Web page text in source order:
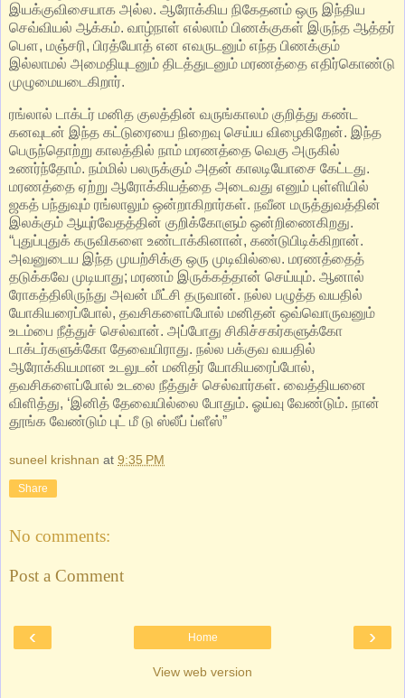
இயக்குவிசையாக அல்ல. ஆரோக்கிய நிகேதனம் ஒரு இந்திய
செவ்வியல் ஆக்கம். வாழ்நாள் எல்லாம் பிணக்குகள் இருந்த ஆத்தர்
பௌ, மஞ்சரி, பிரத்யோத் என எவருடனும் எந்த பிணக்கும்
இல்லாமல் அமைதியுடனும் திடத்துடனும் மரணத்தை எதிர்கொண்டு
முழுமையடைகிறார்.
ரங்லால் டாக்டர் மனித குலத்தின் வருங்காலம் குறித்து கண்ட
கனவுடன் இந்த கட்டுரையை நிறைவு செய்ய விழைகிறேன். இந்த
பெருந்தொற்று காலத்தில் நாம் மரணத்தை வெகு அருகில்
உணர்ந்தோம். நம்மில் பலருக்கும் அதன் காலடியோசை கேட்டது.
மரணத்தை ஏற்று ஆரோக்கியத்தை அடைவது எனும் புள்ளியில்
ஜகத் பந்துவும் ரங்லாலும் ஒன்றாகிறார்கள். நவீன மருத்துவத்தின்
இலக்கும் ஆயுர்வேதத்தின் குறிக்கோளும் ஒன்றிணைகிறது.
“புதுப்புதுக் கருவிகளை உண்டாக்கினான், கண்டுபிடிக்கிறான்.
அவனுடைய இந்த முயற்சிக்கு ஒரு முடிவில்லை. மரணத்தைத்
தடுக்கவே முடியாது; மரணம் இருக்கத்தான் செய்யும். ஆனால்
ரோகத்திலிருந்து அவன் மீட்சி தருவான். நல்ல பழுத்த வயதில்
யோகியரைப்போல், தவசிகளைப்போல் மனிதன் ஒவ்வொருவனும்
உடம்பை நீத்துச் செல்வான். அப்போது சிகிச்சகர்களுக்கோ
டாக்டர்களுக்கோ தேவையிராது. நல்ல பக்குவ வயதில்
ஆரோக்கியமான உடலுடன் மனிதர் யோகியரைப்போல்,
தவசிகளைப்போல் உடலை நீத்துச் செல்வார்கள். வைத்தியனை
விளித்து, ‘இனித் தேவையில்லை போதும். ஓய்வு வேண்டும். நான்
தூங்க வேண்டும் புட் மீ டு ஸ்லீப் ப்ளீஸ்”
suneel krishnan at 9:35 PM
Share
No comments:
Post a Comment
‹ ›
Home
View web version